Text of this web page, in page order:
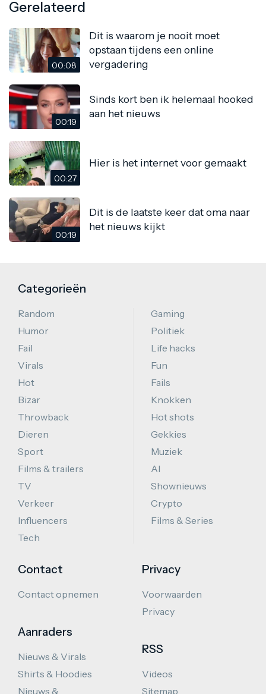
Gerelateerd
00:08
Dit is waarom je nooit moet
opstaan tijdens een online
vergadering
00:19
Sinds kort ben ik helemaal hooked
aan het nieuws
00:27
Hier is het internet voor gemaakt
00:19
Dit is de laatste keer dat oma naar
het nieuws kijkt
Categorieën
Random
Humor
Fail
Virals
Hot
Bizar
Throwback
Dieren
Sport
Films & trailers
TV
Verkeer
Influencers
Tech
Gaming
Politiek
Life hacks
Fun
Fails
Knokken
Hot shots
Gekkies
Muziek
AI
Shownieuws
Crypto
Films & Series
Contact
Contact opnemen
Aanraders
Nieuws & Virals
Shirts & Hoodies
Nieuws &
Privacy
Voorwaarden
Privacy
RSS
Videos
Sitemap